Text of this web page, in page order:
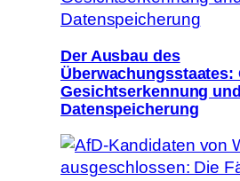
Der Ausbau des
Überwachungsstaates:
Gesichtserkennung und
Datenspeicherung